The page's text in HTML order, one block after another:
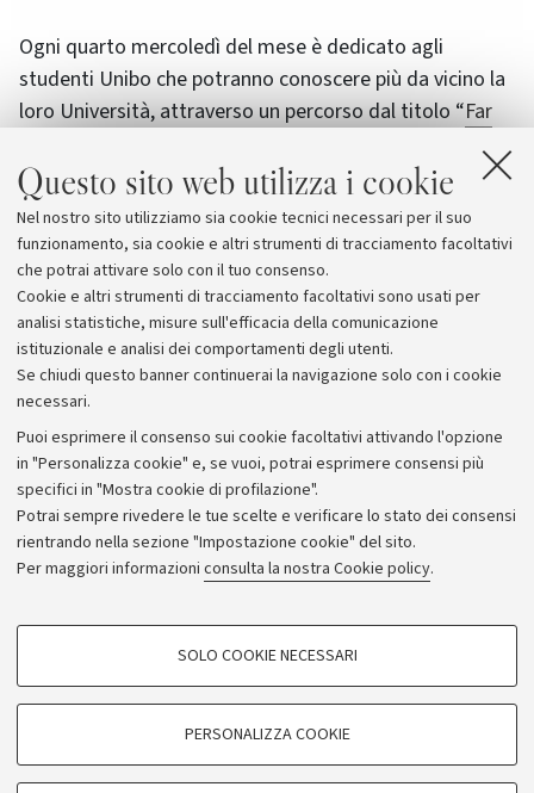
Questo sito web utilizza i cookie
Nel nostro sito utilizziamo sia cookie tecnici necessari per il suo
funzionamento, sia cookie e altri strumenti di tracciamento facoltativi
che potrai attivare solo con il tuo consenso.
Cookie e altri strumenti di tracciamento facoltativi sono usati per
analisi statistiche, misure sull'efficacia della comunicazione
istituzionale e analisi dei comportamenti degli utenti.
Se chiudi questo banner continuerai la navigazione solo con i cookie
necessari.
Puoi esprimere il consenso sui cookie facoltativi attivando l'opzione
in "Personalizza cookie" e, se vuoi, potrai esprimere consensi più
specifici in "Mostra cookie di profilazione".
Potrai sempre rivedere le tue scelte e verificare lo stato dei consensi
rientrando nella sezione "Impostazione cookie" del sito.
Per maggiori informazioni consulta la nostra Cookie policy.
COOKIE DI PROFILAZIONE - FACOLTATIVI
SOLO COOKIE NECESSARI
PERSONALIZZA COOKIE
Ogni quarto mercoledì del mese è dedicato agli
studenti Unibo che potranno conoscere più da vicino la
loro Università, attraverso un percorso dal titolo “Far
universitaria.
Maggiori informazioni e prenotazioni gratuite sulsito
di UniboCultura.
Archivio
Comunicati stampa
Redazione
Rassegna stampa
© Copyright 2026 - ALMA MATER STUDIORUM - Università di
Bologna - Via Zamboni, 33 - 40126 Bologna - PI: 01131710376 -